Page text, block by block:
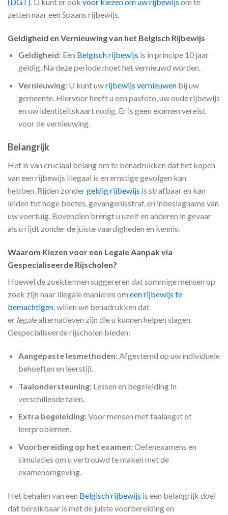
zetten naar een Spaans rijbewijs.
Geldigheid en Vernieuwing van het Belgisch Rijbewijs
Geldigheid:Een Belgisch rijbewijs is in principe 10 jaar
geldig. Na deze periode moet het vernieuwd worden.
Vernieuwing:U kunt uwrijbewijs vernieuwenbij uw
gemeente. Hiervoor heeft u een pasfoto, uw oude rijbewijs
en uw identiteitskaart nodig. Er is geen examen vereist
voor de vernieuwing.
Belangrijk
Het is van cruciaal belang om te benadrukken dat het kopen
van een rijbewijs illegaal is en ernstige gevolgen kan
hebben. Rijden zondergeldig rijbewijs is strafbaar en kan
leiden tot hoge boetes, gevangenisstraf, en inbeslagname van
uw voertuig. Bovendien brengt u uzelf en anderen in gevaar
als u rijdt zonder de juiste vaardigheden en kennis.
Waarom Kiezen voor een Legale Aanpak via
Gespecialiseerde Rijscholen?
Hoewel de zoektermen suggereren dat sommige mensen op
zoek zijn naar illegale manieren om een rijbewijs te
bemachtigen, willen we benadrukken dat
er legalealternatieven zijn die u kunnen helpen slagen.
Gespecialiseerde rijscholen bieden:
Aangepaste lesmethoden:Afgestemd op uw individuele
behoeften en leerstijl.
Taalondersteuning:Lessen en begeleiding in
verschillende talen.
Extra begeleiding:Voor mensen met faalangst of
leerproblemen.
Voorbereiding op het examen:Oefenexamens en
simulaties om u vertrouwd te maken met de
examenomgeving.
Het behalen van een Belgisch rijbewijs is een belangrijk doel
dat bereikbaar is met de juiste voorbereiding en